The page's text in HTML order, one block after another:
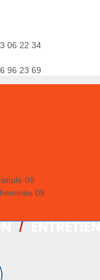
06 22 34
96 23 69
09
09